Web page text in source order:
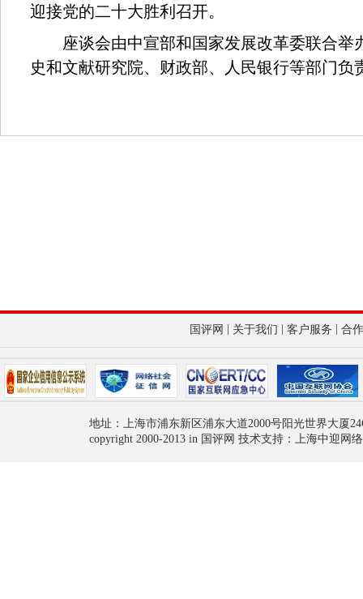
迎接党的二十大胜利召开。
座谈会由中宣部和国家发展改革委联合举
史和文献研究院、财政部、人民银行等部门负
国评网 关于我们 客户服务 合
地址：上海市浦东新区浦东大道2000号阳光世界大厦
copyright 2000-2013 in 国评网 技术支持：上海中迎